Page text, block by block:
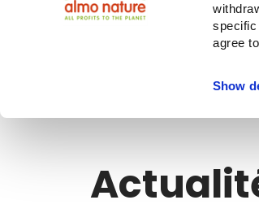
specific
agree
Show
Choose another country or region